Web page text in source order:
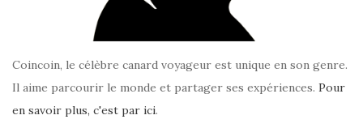
Coincoin, le célèbre canard voyageur est unique en son genre.
Il aime parcourir le monde et partager ses expériences. Pour
en savoir plus, c'est par ici.